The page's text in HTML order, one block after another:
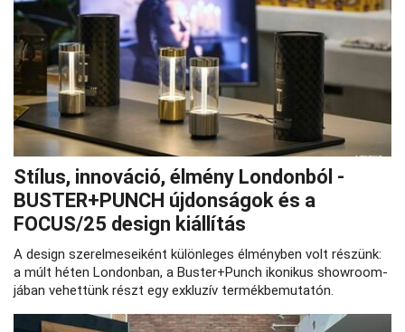
Stílus, innováció, élmény Londonból -
BUSTER+PUNCH újdonságok és a
FOCUS/25 design kiállítás
A design szerelmeseiként különleges élményben volt részünk:
a múlt héten Londonban, a Buster+Punch ikonikus showroom-
jában vehettünk részt egy exkluzív termékbemutatón.